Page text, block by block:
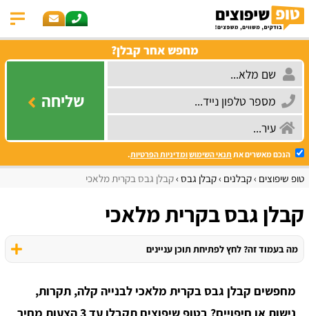
מחפש אחר קבלן?
שליחה
הנכם מאשרים את תנאי השימושומדיניות הפרטיות.
טופ שיפוצים קבלנים קבלן גבס קבלן גבס בקרית מלאכי
קבלן גבס בקרית מלאכי
מה בעמוד זה? לחץ לפתיחת תוכן עניינים
מחפשים קבלן גבס בקרית מלאכי לבנייה קלה, תקרות,